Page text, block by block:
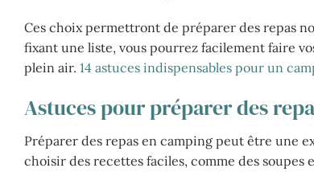
Ces choix permettront de préparer des repas
fixant une liste, vous pourrez facilement faire
plein air. 14 astuces indispensables pour un
Astuces pour préparer des
Préparer des repas en camping peut être une
choisir des recettes faciles, comme des